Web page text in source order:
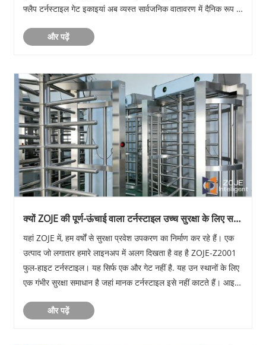
फ्लैप टर्नस्टाइल गेट इकाइयां अब व्यस्त सार्वजनिक वातावरण में दैनिक रूप से
और पढ़ें
क्यों ZOJE की पूर्ण-ऊंचाई वाला टर्नस्टाइल उच्च सुरक्षा के लिए सही
यहां ZOJE में, हम वर्षों से सुरक्षा प्रवेश उपकरण का निर्माण कर रहे हैं। एक
उत्पाद जो लगातार हमारे लाइनअप में अलग दिखता है वह है ZOJE-Z2001
फुल-हाइट टर्नस्टाइल। यह सिर्फ एक और गेट नहीं है. यह उन स्थानों के लिए
एक गंभीर सुरक्षा समाधान है जहां मानक टर्नस्टाइल इसे नहीं काटते हैं। आइए
और पढ़ें